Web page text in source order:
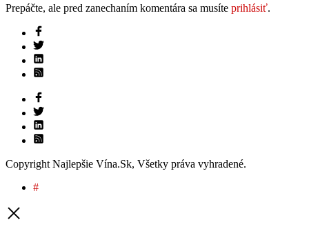
Prepáčte, ale pred zanechaním komentára sa musíte prihlásiť.
Copyright Najlepšie Vína.Sk, Všetky práva vyhradené.
#